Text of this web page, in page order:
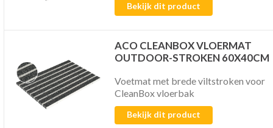
Bekijk dit product
ACO CLEANBOX VLOERMAT
OUTDOOR-STROKEN 60X40CM
Voetmat met brede viltstroken voor
CleanBox vloerbak
Bekijk dit product